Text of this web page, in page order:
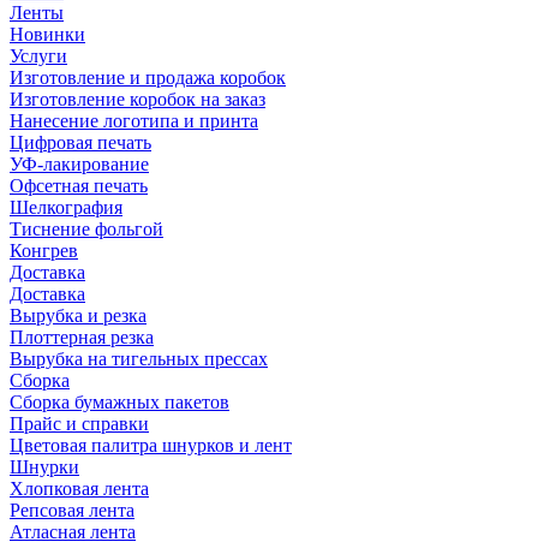
Ленты
Новинки
Услуги
Изготовление и продажа коробок
Изготовление коробок на заказ
Нанесение логотипа и принта
Цифровая печать
УФ-лакирование
Офсетная печать
Шелкография
Тиснение фольгой
Конгрев
Доставка
Доставка
Вырубка и резка
Плоттерная резка
Вырубка на тигельных прессах
Сборка
Сборка бумажных пакетов
Прайс и справки
Цветовая палитра шнурков и лент
Шнурки
Хлопковая лента
Репсовая лента
Атласная лента